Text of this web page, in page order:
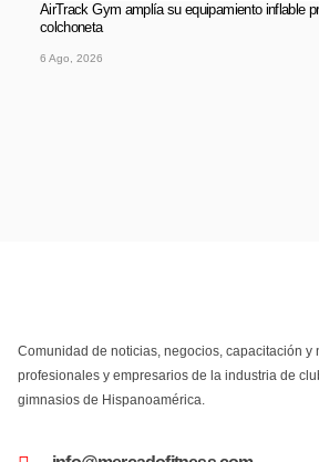
AirTrack Gym amplía su equipamiento inflable
colchoneta
6 Ago, 2026
Comunidad de noticias, negocios, capacitación y
profesionales y empresarios de la industria de
gimnasios de Hispanoamérica.